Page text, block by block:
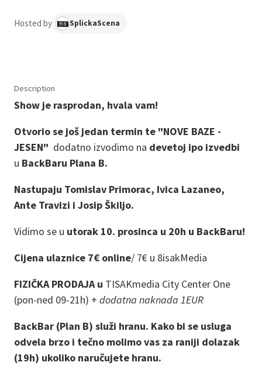
Hosted by SplickaScena
Description
Show je rasprodan, hvala vam!
Otvorio se još jedan termin te "NOVE BAZE -
JESEN" dodatno izvodimo na devetoj ipo izvedbi
u BackBaru Plana B.
Nastupaju Tomislav Primorac, Ivica Lazaneo,
Ante Travizi i Josip Škiljo.
Vidimo se u utorak 10. prosinca u 20h u BackBaru!
Cijena ulaznice 7€ online/ 7€ u 8isakMedia
FIZIČKA PRODAJA u TISAKmedia City Center One
(pon-ned 09-21h) + dodatna naknada 1EUR
BackBar (Plan B) služi hranu. Kako bi se usluga
odvela brzo i tečno molimo vas za raniji dolazak
(19h) ukoliko naručujete hranu.